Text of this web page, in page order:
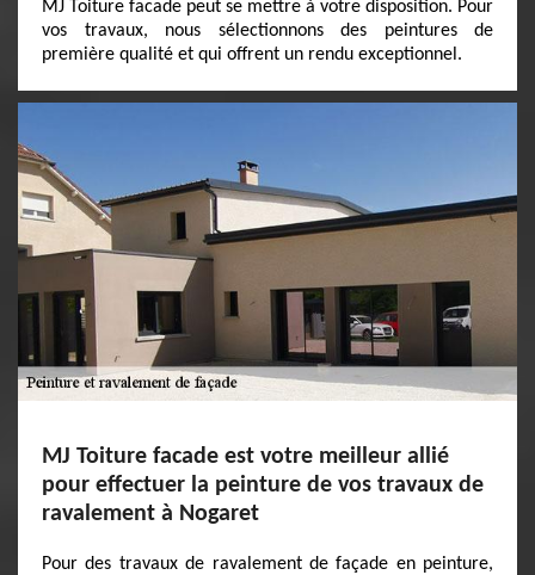
MJ Toiture facade peut se mettre à votre disposition. Pour
vos travaux, nous sélectionnons des peintures de
première qualité et qui offrent un rendu exceptionnel.
MJ Toiture facade est votre meilleur allié
pour effectuer la peinture de vos travaux de
ravalement à Nogaret
Pour des travaux de ravalement de façade en peinture,